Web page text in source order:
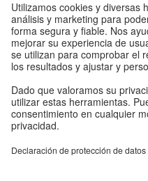
Newsletter
Información legal
Ajustes de privacidad
Política de protección
Condiciones de uso
Otros proyectos